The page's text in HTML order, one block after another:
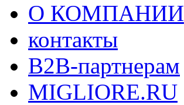
О КОМПАНИИ
контакты
В2В-партнерам
MIGLIORE.RU